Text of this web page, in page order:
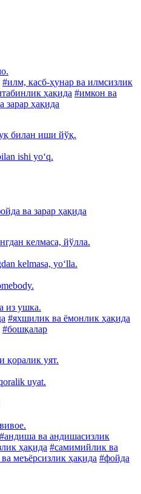
#илм, касб-ҳунар ва илмсизлик
ҳақида #имкон ва
зарар ҳақида
билан иши йўқ.
ishi yo‘q.
ва зарар ҳақида
келмаса, йўлла.
kelmasa, yo‘lla.
из ушка.
#яхшилик ва ёмонлик ҳақида
#бошқалар
қоралик уят.
uyat.
#андиша ва андишасизлик
ҳақида #самимийлик ва
меъёрсизлик ҳақида #фойда